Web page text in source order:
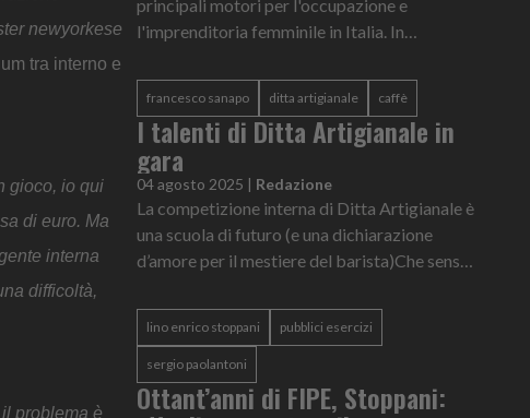
newyorkese
tra interno e
gioco, io qui
di euro. Ma
interna
difficoltà,
problema è
principali motori per l'occupazione e
l'imprenditoria femminile in Italia. In
Donna, il Centro Studi di Fipe-Confc...
francesco sanapo ditta artigianale caffè
I talenti di Ditta Artigianale in
gara
04 agosto 2025 | Redazione
La competizione interna di Ditta Artigianale è
una scuola di futuro (e una dichiarazione
d’amore per il mestiere del barista)Che senso
chiederlo fosse un...
lino enrico stoppani pubblici esercizi
sergio paolantoni
Ottant’anni di FIPE, Stoppani: